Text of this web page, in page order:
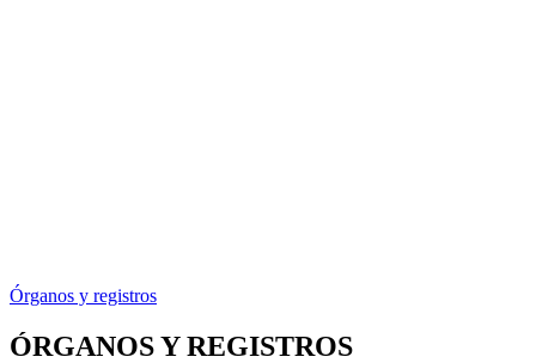
Órganos y registros
ÓRGANOS Y REGISTROS